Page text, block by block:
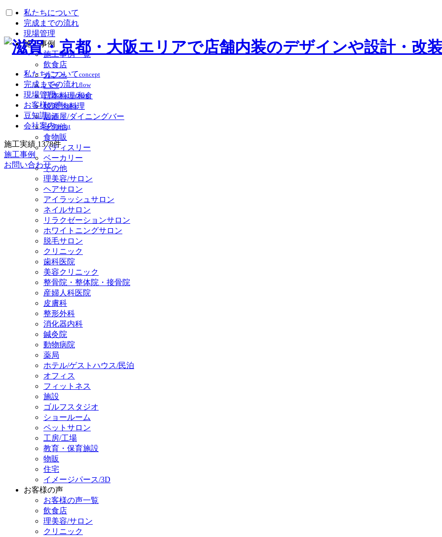
私たちについてconcept
完成までの流れflow
現場管理construction
お客様の声voice
豆知識tips
会社案内about
施工実績 1378件
施工事例
お問い合わせ
私たちについて
完成までの流れ
現場管理
施工事例
施工事例一覧
飲食店
カフェ
バー
日本料理/和食
焼肉/肉料理
居酒屋/ダイニングバー
その他
食物販
パティスリー
ベーカリー
その他
理美容/サロン
ヘアサロン
アイラッシュサロン
ネイルサロン
リラクゼーションサロン
ホワイトニングサロン
脱毛サロン
クリニック
歯科医院
美容クリニック
整骨院・整体院・接骨院
産婦人科医院
皮膚科
整形外科
消化器内科
鍼灸院
動物病院
薬局
ホテル/ゲストハウス/民泊
オフィス
フィットネス
施設
ゴルフスタジオ
ショールーム
ペットサロン
工房/工場
教育・保育施設
物販
住宅
イメージパース/3D
お客様の声
お客様の声一覧
飲食店
理美容/サロン
クリニック